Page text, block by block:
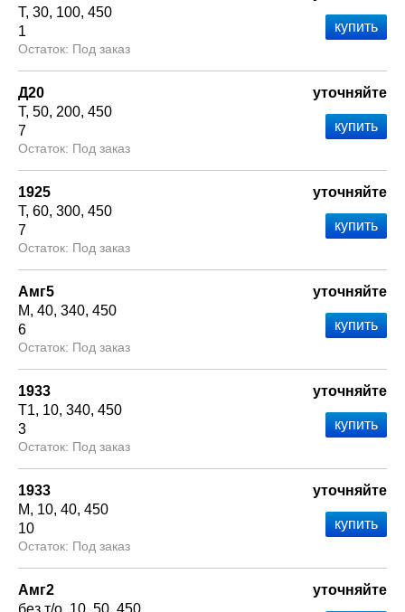
Т 30 100 450
1
Под заказ
Д20
Т 50 200 450
7
Под заказ
уточняйте
1925
Т 60 300 450
7
Под заказ
уточняйте
Амг5
М 40 340 450
6
Под заказ
уточняйте
1933
Т1 10 340 450
3
Под заказ
уточняйте
1933
М
10 40 450
10
Под заказ
уточняйте
Амг2
без т/о 10 50 450
уточняйте